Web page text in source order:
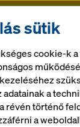
felé tör
sütik
cookie-k
adatainak a
révén történő
a